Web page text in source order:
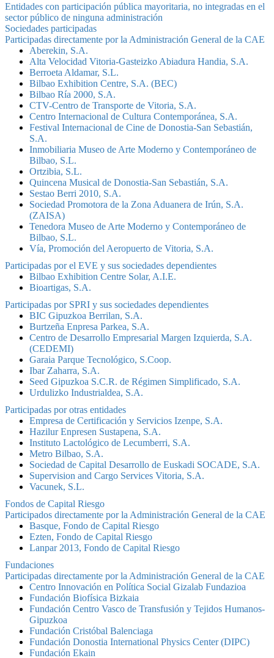
Entidades con participación pública mayoritaria, no integradas en el
sector público de ninguna administración
Sociedades participadas
Participadas directamente por la Administración General de la CAE
Aberekin, S.A.
Alta Velocidad Vitoria-Gasteizko Abiadura Handia, S.A.
Berroeta Aldamar, S.L.
Bilbao Exhibition Centre, S.A. (BEC)
Bilbao Ría 2000, S.A.
CTV-Centro de Transporte de Vitoria, S.A.
Centro Internacional de Cultura Contemporánea, S.A.
Festival Internacional de Cine de Donostia-San Sebastián,
S.A.
Inmobiliaria Museo de Arte Moderno y Contemporáneo de
Bilbao, S.L.
Ortzibia, S.L.
Quincena Musical de Donostia-San Sebastián, S.A.
Sestao Berri 2010, S.A.
Sociedad Promotora de la Zona Aduanera de Irún, S.A.
(ZAISA)
Tenedora Museo de Arte Moderno y Contemporáneo de
Bilbao, S.L.
Vía, Promoción del Aeropuerto de Vitoria, S.A.
Participadas por el EVE y sus sociedades dependientes
Bilbao Exhibition Centre Solar, A.I.E.
Bioartigas, S.A.
Participadas por SPRI y sus sociedades dependientes
BIC Gipuzkoa Berrilan, S.A.
Burtzeña Enpresa Parkea, S.A.
Centro de Desarrollo Empresarial Margen Izquierda, S.A.
(CEDEMI)
Garaia Parque Tecnológico, S.Coop.
Ibar Zaharra, S.A.
Seed Gipuzkoa S.C.R. de Régimen Simplificado, S.A.
Urdulizko Industrialdea, S.A.
Participadas por otras entidades
Empresa de Certificación y Servicios Izenpe, S.A.
Hazilur Enpresen Sustapena, S.A.
Instituto Lactológico de Lecumberri, S.A.
Metro Bilbao, S.A.
Sociedad de Capital Desarrollo de Euskadi SOCADE, S.A.
Supervision and Cargo Services Vitoria, S.A.
Vacunek, S.L.
Fondos de Capital Riesgo
Participados directamente por la Administración General de la CAE
Basque, Fondo de Capital Riesgo
Ezten, Fondo de Capital Riesgo
Lanpar 2013, Fondo de Capital Riesgo
Fundaciones
Participadas directamente por la Administración General de la CAE
Centro Innovación en Política Social Gizalab Fundazioa
Fundación Biofísica Bizkaia
Fundación Centro Vasco de Transfusión y Tejidos Humanos-
Gipuzkoa
Fundación Cristóbal Balenciaga
Fundación Donostia International Physics Center (DIPC)
Fundación Ekain